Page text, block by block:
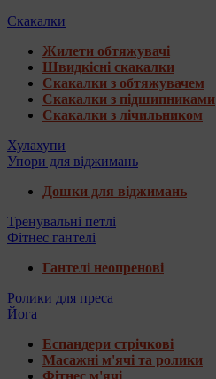
Скакалки
Жилети обтяжувачі
Швидкісні скакалки
Скакалки з обтяжувачем
Скакалки з підшипниками
Скакалки з лічильником
Хулахупи
Упори для віджимань
Дошки для віджимань
Тренувальні петлі
Фітнес гантелі
Гантелі неопренові
Ролики для преса
Йога
Еспандери стрічкові
Масажні м'ячі та ролики